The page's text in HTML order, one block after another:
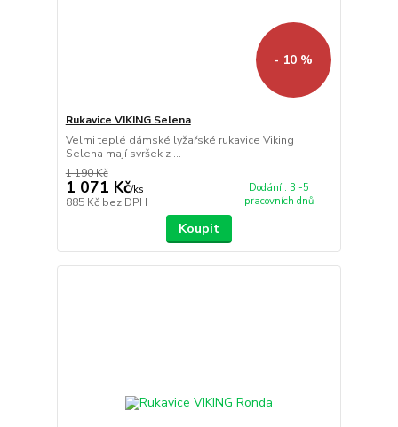
- 10 %
Rukavice VIKING Selena
Velmi teplé dámské lyžařské rukavice Viking
Selena mají svršek z ...
1 190 Kč
1 071 Kč/ks
885 Kč bez DPH
Dodání : 3 -5
pracovních dnů
Koupit